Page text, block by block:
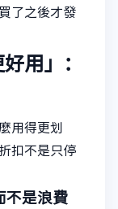
了之後才發
用」：
用得更划
扣不是只停
不是浪費